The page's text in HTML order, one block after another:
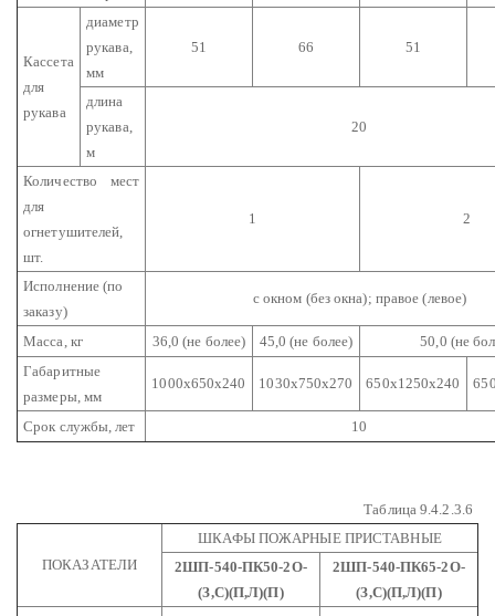
Кассета
для
рукава
диаметр
рукава,
мм
51 66 51
длина
рукава,
м
20
Количество мест
для
огнетушителей,
шт.
1 2
Исполнение (по
заказу)
с окном (без окна); правое (левое)
Масса, кг 36,0 (не более) 45,0 (не более)
50,0 (не
Габаритные
размеры, мм
1000х650х240 1030х750х270 650х1250х240
Срок службы, лет 10
Таблица 9.4.2.3.6
ПОКАЗАТЕЛИ
ШКАФЫ ПОЖАРНЫЕ ПРИСТАВНЫЕ
2ШП-540-ПК50-2О-
(З,С)(П,Л)(П)
2ШП-540-ПК65-2О-
(З,С)(П,Л)(П)